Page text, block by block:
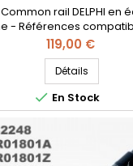
rail DELPHI en
- Références
, EJBR04001D ,
, 28232248 ,
, 7711497153 ,
Renault Nissan
Prix
119,00 €
Détails
 En Stock